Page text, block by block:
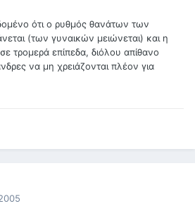
ότι ο ρυθμός θανάτων των
(των γυναικών μειώνεται) και η
τρομερά επίπεδα, διόλου απίθανο
να μη χρειάζονται πλέον για